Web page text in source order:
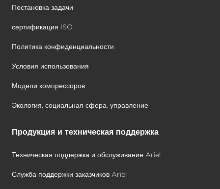
Постановка задачи
сертификация ISO
Политика конфиденциальности
Условия использования
Модели компрессоров
Экология, социальная сфера, управление
Продукция и техническая поддержка
Техническая поддержка и обслуживание Ariel
Служба поддержки заказчиков Ariel